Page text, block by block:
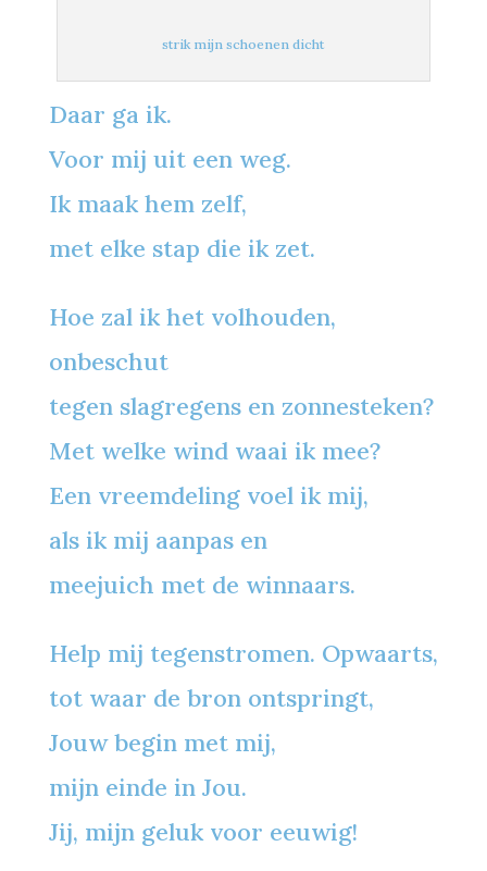
strik mijn schoenen dicht
Daar ga ik.
Voor mij uit een weg.
Ik maak hem zelf,
met elke stap die ik zet.
Hoe zal ik het volhouden,
onbeschut
tegen slagregens en zonnesteken?
Met welke wind waai ik mee?
Een vreemdeling voel ik mij,
als ik mij aanpas en
meejuich met de winnaars.
Help mij tegenstromen. Opwaarts,
tot waar de bron ontspringt,
Jouw begin met mij,
mijn einde in Jou.
Jij, mijn geluk voor eeuwig!